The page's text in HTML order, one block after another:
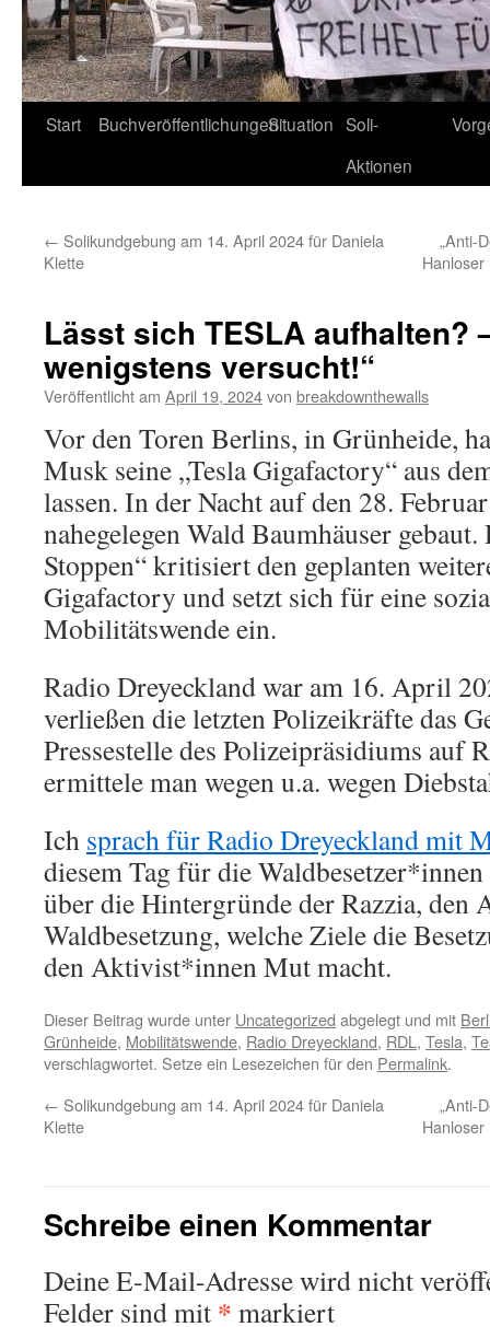
Start BuchveröffentlichungenSituation Soli-
Aktionen
← Solikundgebung am 14. April 2024 für Daniela
Klette
„Anti-
Lässt sich TESLA aufhalten?
wenigstens versucht!“
Veröffentlicht am April 19, 2024von breakdownthewalls
Vor den Toren Berlins, in Grünheide,
Musk seine „Tesla Gigafactory“ aus
lassen. In der Nacht auf den 28.
nahegelegen Wald Baumhäuser
Stoppen“ kritisiert den geplanten
Gigafactory und setzt sich für eine
Mobilitätswende ein.
Radio Dreyeckland war am 16. April
verließen die letzten Polizeikräfte das
Pressestelle des Polizeipräsidiums auf
ermittele man wegen u.a. wegen
Ich sprach für Radio Dreyeckland mit
diesem Tag für die
über die Hintergründe der Razzia, den
Waldbesetzung, welche Ziele die
den Aktivist*innen Mut macht.
Dieser Beitrag wurde unter Uncategorized abgelegt und mit
Grünheide, Mobilitätswende, Radio Dreyeckland, RDL , Tesla,
verschlagwortet. Setze ein Lesezeichen für den Permalink.
← Solikundgebung am 14. April 2024 für Daniela
Klette
„Anti-
Schreibe einen Kommentar
Deine E-Mail-Adresse wird nicht
Felder sind mit * markiert